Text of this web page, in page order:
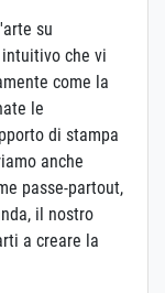
su
che vi
come la
le
di stampa
anche
passe-partout,
il nostro
a creare la